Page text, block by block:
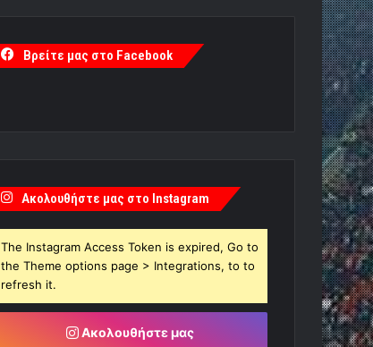
Βρείτε μας στο Facebook
Ακολουθήστε μας στο Instagram
The Instagram Access Token is expired, Go to
the Theme options page > Integrations, to to
refresh it.
Ακολουθήστε μας